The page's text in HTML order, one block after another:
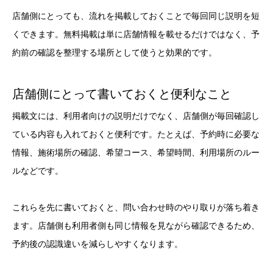
店舗側にとっても、流れを掲載しておくことで毎回同じ説明を短
くできます。無料掲載は単に店舗情報を載せるだけではなく、予
約前の確認を整理する場所として使うと効果的です。
店舗側にとって書いておくと便利なこと
掲載文には、利用者向けの説明だけでなく、店舗側が毎回確認し
ている内容も入れておくと便利です。たとえば、予約時に必要な
情報、施術場所の確認、希望コース、希望時間、利用場所のルー
ルなどです。
これらを先に書いておくと、問い合わせ時のやり取りが落ち着き
ます。店舗側も利用者側も同じ情報を見ながら確認できるため、
予約後の認識違いを減らしやすくなります。